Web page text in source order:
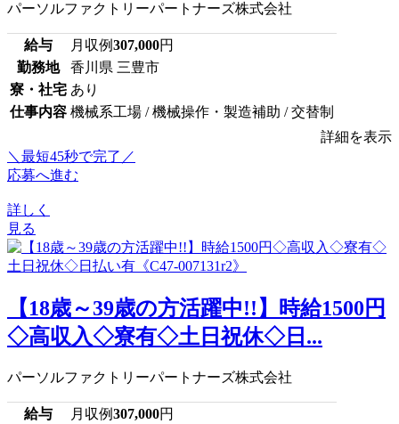
パーソルファクトリーパートナーズ株式会社
給与 月収例307,000円
勤務地
香川県 三豊市
寮・社宅 あり
仕事内容 機械系工場 / 機械操作・製造補助 / 交替制
詳細を表示
＼最短45秒で完了／
応募へ進む
詳しく
見る
【18歳～39歳の方活躍中!!】時給1500円
◇高収入◇寮有◇土日祝休◇日...
パーソルファクトリーパートナーズ株式会社
給与 月収例307,000円